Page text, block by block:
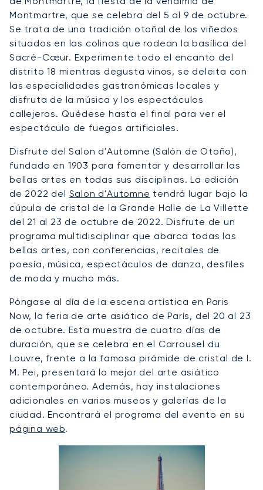
Montmartre, que se celebra del 5 al 9 de octubre.
Se trata de una tradición otoñal de los viñedos
situados en las colinas que rodean la basílica del
Sacré-Cœur. Experimente todo el encanto del
distrito 18 mientras degusta vinos, se deleita con
las especialidades gastronómicas locales y
disfruta de la música y los espectáculos
callejeros. Quédese hasta el final para ver el
espectáculo de fuegos artificiales.
Disfrute del Salon d'Automne (Salón de Otoño),
fundado en 1903 para fomentar y desarrollar las
bellas artes en todas sus disciplinas. La edición
de 2022 del Salon d'Automne tendrá lugar bajo la
cúpula de cristal de la Grande Halle de La Villette
del 21 al 23 de octubre de 2022. Disfrute de un
programa multidisciplinar que abarca todas las
bellas artes, con conferencias, recitales de
poesía, música, espectáculos de danza, desfiles
de moda y mucho más.
Póngase al día de la escena artística en Paris
Now, la feria de arte asiático de París, del 20 al 23
de octubre. Esta muestra de cuatro días de
duración, que se celebra en el Carrousel du
Louvre, frente a la famosa pirámide de cristal de I.
M. Pei, presentará lo mejor del arte asiático
contemporáneo. Además, hay instalaciones
adicionales en varios museos y galerías de la
ciudad. Encontrará el programa del evento en su
página web.